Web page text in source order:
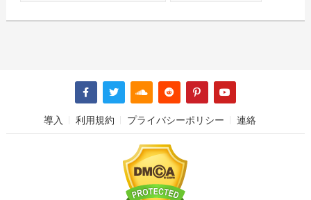
導入 利用規約 プライバシーポリシー 連絡